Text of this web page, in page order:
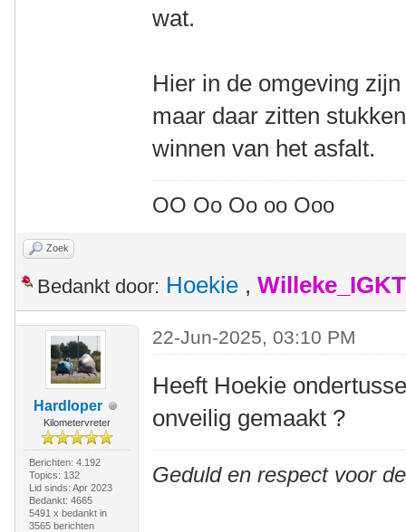
wat.
Hier in de omgeving
maar daar zitten
winnen van het asfalt.
OO Oo Oo oo Ooo
Zoek
Bedankt door: Hoekie , Willeke_IGKT
Hardloper
Kilometervreter
Berichten: 4.192
Topics: 132
Lid sinds: Apr 2023
Bedankt: 4665
5491 x bedankt in
3565 berichten
22-Jun-2025, 03:10 PM
Heeft Hoekie
onveilig gemaakt ?
Geduld en respect voor